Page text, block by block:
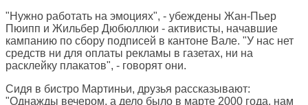
"Нужно работать на эмоциях", - убеждены Жан-Пьер
Пюипп и Жильбер Дюбюллюи - активисты, начавшие
кампанию по сбору подписей в кантоне Вале. "У нас нет
средств ни для оплаты рекламы в газетах, ни на
расклейку плакатов", - говорят они.
Сидя в бистро Мартиньи, друзья рассказывают:
"Однажды вечером, а дело было в марте 2000 года, нам